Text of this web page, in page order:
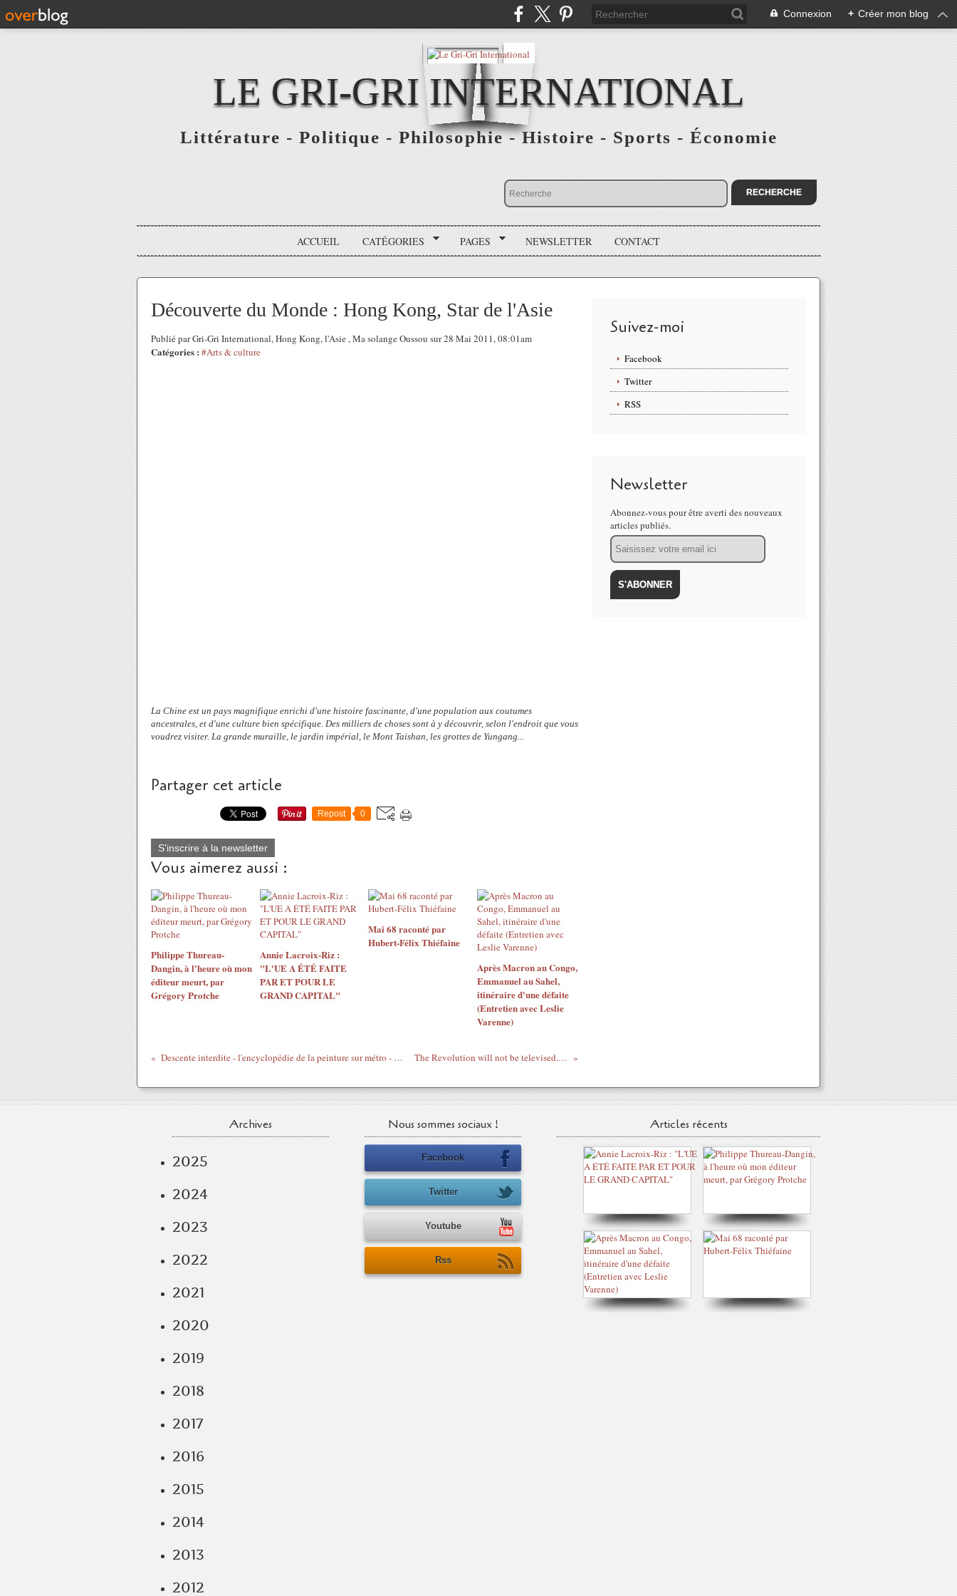
Connexion + Créer mon blog
LE GRI-GRI INTERNATIONAL
Littérature - Politique - Philosophie - Histoire - Sports - Économie
ACCUEIL CATÉGORIES PAGES NEWSLETTER CONTACT
Découverte du Monde : Hong Kong, Star de l'Asie
Publié par Gri-Gri International, Hong Kong, l'Asie , Ma solange Oussou sur 28 Mai 2011, 08:01am
Catégories : #Arts & culture
La Chine est un pays magnifique enrichi d'une histoire fascinante, d'une population aux coutumes
ancestrales, et d'une culture bien spécifique. Des milliers de choses sont à y découvrir, selon l'endroit que vous
voudrez visiter. La grande muraille, le jardin impérial, le Mont Taishan, les grottes de Yungang...
Partager cet article
Repost 0
S'inscrire à la newsletter
Vous aimerez aussi :
Philippe Thureau-
Dangin, à l'heure où mon
éditeur meurt, par
Grégory Protche
Annie Lacroix-Riz :
"L'UE A ÉTÉ FAITE
PAR ET POUR LE
GRAND CAPITAL"
Mai 68 raconté par
Hubert-Félix Thiéfaine
Après Macron au Congo,
Emmanuel au Sahel,
itinéraire d'une défaite
(Entretien avec Leslie
Varenne)
Descente interdite - l'encyclopédie de la peinture sur métro - Karim "Wild War" Boukercha - Jt 12/13 - 25 Mai 2011 The Revolution will not be televised...anymore - Gil Scott Heron est mort
Suivez-moi
Facebook
Twitter
RSS
Newsletter
Abonnez-vous pour être averti des nouveaux
articles publiés.
Email
Archives
2025
2024
2023
2022
2021
2020
2019
2018
2017
2016
2015
2014
2013
2012
Nous sommes sociaux !
Facebook
Twitter
Youtube
Rss
Articles récents